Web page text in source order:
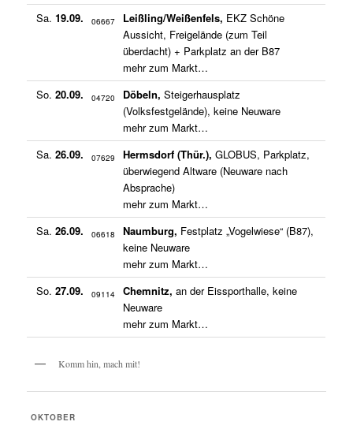
Sa. 19.09. 06667 Leißling/Weißenfels, EKZ Schöne
Aussicht, Freigelände (zum Teil
überdacht) + Parkplatz an der B87
mehr zum Markt…
So.20.09. 04720 Döbeln, Steigerhausplatz
(Volksfestgelände), keine Neuware
mehr zum Markt…
Sa.26.09. 07629 Hermsdorf (Thür.), GLOBUS, Parkplatz,
überwiegend Altware (Neuware nach
Absprache)
mehr zum Markt…
Sa.26.09. 06618 Naumburg, Festplatz „Vogelwiese“ (B87),
keine Neuware
mehr zum Markt…
So.27.09. 09114 Chemnitz, an der Eissporthalle, keine
Neuware
mehr zum Markt…
Komm hin, mach mit!
OKTOBER